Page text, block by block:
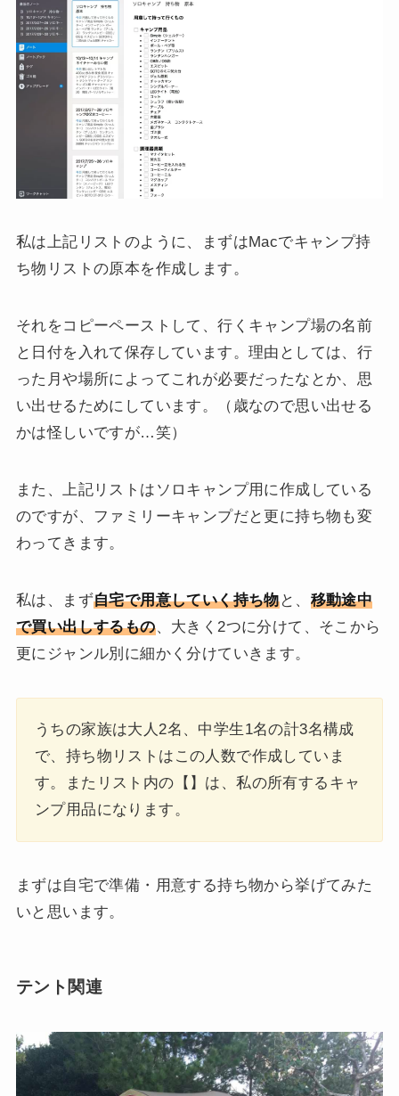
私は上記リストのように、まずはMacでキャンプ持
ち物リストの原本を作成します。
それをコピーペーストして、行くキャンプ場の名前
と日付を入れて保存しています。理由としては、行
った月や場所によってこれが必要だったなとか、思
い出せるためにしています。（歳なので思い出せる
かは怪しいですが…笑）
また、上記リストはソロキャンプ用に作成している
のですが、ファミリーキャンプだと更に持ち物も変
わってきます。
私は、まず自宅で用意していく持ち物と、 移動途中
で買い出しするもの、大きく2つに分けて、そこから
更にジャンル別に細かく分けていきます。
うちの家族は大人2名、中学生1名の計3名構成
で、持ち物リストはこの人数で作成していま
す。またリスト内の【】は、私の所有するキャ
ンプ用品になります。
まずは自宅で準備・用意する持ち物から挙げてみた
いと思います。
テント関連